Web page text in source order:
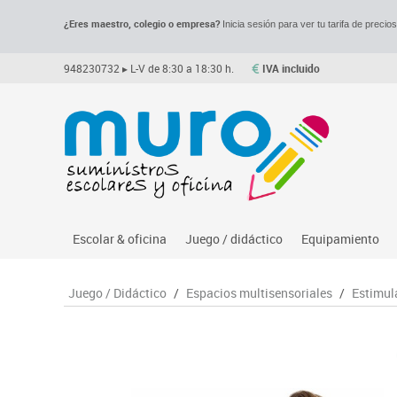
¿Eres maestro, colegio o empresa?Inicia sesión para ver tu tarifa de precios.
948230732 ▸ L-V de 8:30 a 18:30 h. IVA incluido
Escolar & oficina
Archivo
Juego / didáctico
Asociación y atención
Espacios multisensoriales
Equipamiento
Despachos y
Muebles
Juego / Didáctico / Espacios multisensoriales /